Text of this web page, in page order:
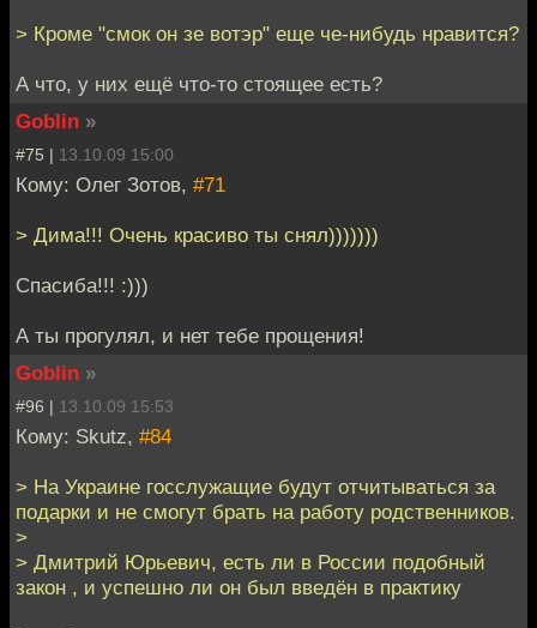
> Кроме "смок он зе вотэр" еще че-нибудь нравится?
А что, у них ещё что-то стоящее есть?
Goblin »
#75 | 13.10.09 15:00
Кому: Олег Зотов, #71
> Дима!!! Очень красиво ты снял)))))))
Спасиба!!! :)))
А ты прогулял, и нет тебе прощения!
Goblin »
#96 | 13.10.09 15:53
Кому: Skutz, #84
> На Украине госслужащие будут отчитываться за
подарки и не смогут брать на работу родственников.
>
> Дмитрий Юрьевич, есть ли в России подобный
закон , и успешно ли он был введён в практику